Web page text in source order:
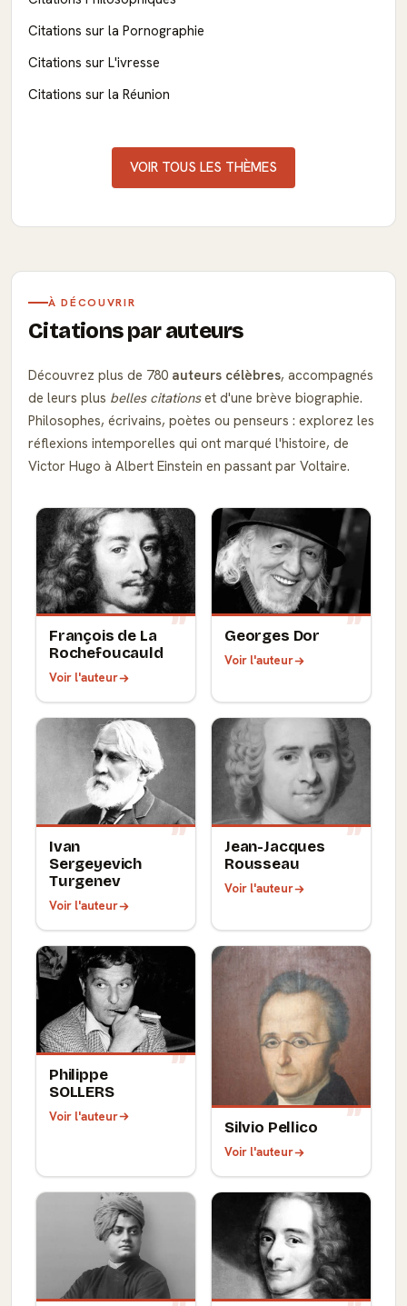
Citations sur la Pornographie
Citations sur L'ivresse
Citations sur la Réunion
VOIR TOUS LES THÈMES
À DÉCOUVRIR
Citations par auteurs
Découvrez plus de 780 auteurs célèbres, accompagnés
de leurs plus belles citationset d'une brève biographie.
Philosophes, écrivains, poètes ou penseurs : explorez les
réflexions intemporelles qui ont marqué l'histoire, de
Victor Hugo à Albert Einstein en passant par Voltaire.
François de La
Rochefoucauld
Voir l'auteur
Georges Dor
Voir l'auteur
Ivan
Sergeyevich
Turgenev
Voir l'auteur
Jean-Jacques
Rousseau
Voir l'auteur
Philippe
SOLLERS
Voir l'auteur
Silvio Pellico
Voir l'auteur